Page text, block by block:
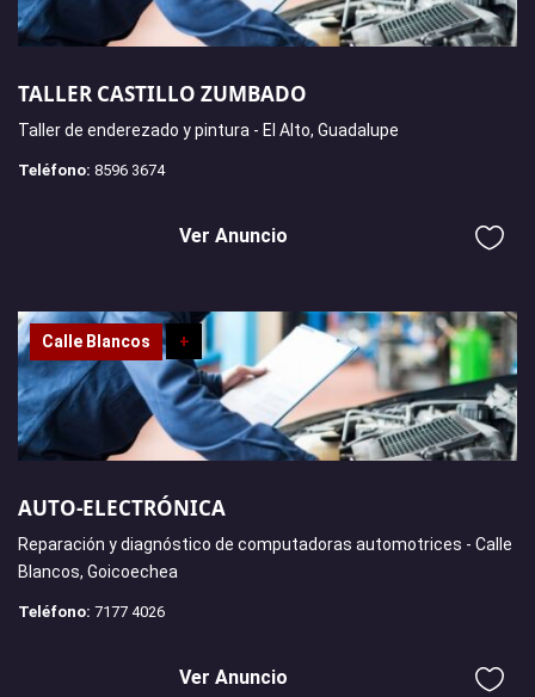
TALLER CASTILLO ZUMBADO
Taller de enderezado y pintura - El Alto, Guadalupe
Teléfono: 8596 3674
Ver Anuncio
Calle Blancos +
AUTO-ELECTRÓNICA
Reparación y diagnóstico de computadoras automotrices - Calle
Blancos, Goicoechea
Teléfono: 7177 4026
Ver Anuncio